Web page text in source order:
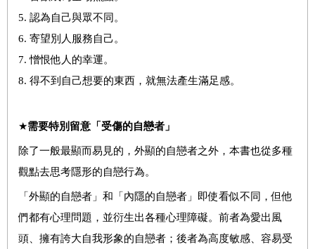
5. 認為自己與眾不同 。
6. 寄望別人服務自己 。
7.憎恨他人的幸運。
8. 得不到自己想要的東西，就無法產生滿足感。
★需要特別留意「受傷的自戀者」
除了一般最顯而易見的，外顯的自戀者之外，本書也從多種
觀點去思考隱形的自戀行為。
「外顯的自戀者」和「內隱的自戀者」即使看似不同，但他
們都有心理問題，並衍生出各種心理障礙。前者為愛出風
頭、擁有誇大自我形象的自戀者；後者為高度敏感、容易受